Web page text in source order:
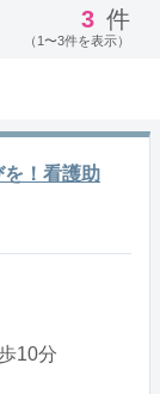
3 件
（1〜3件を表示）
！看護助
10分